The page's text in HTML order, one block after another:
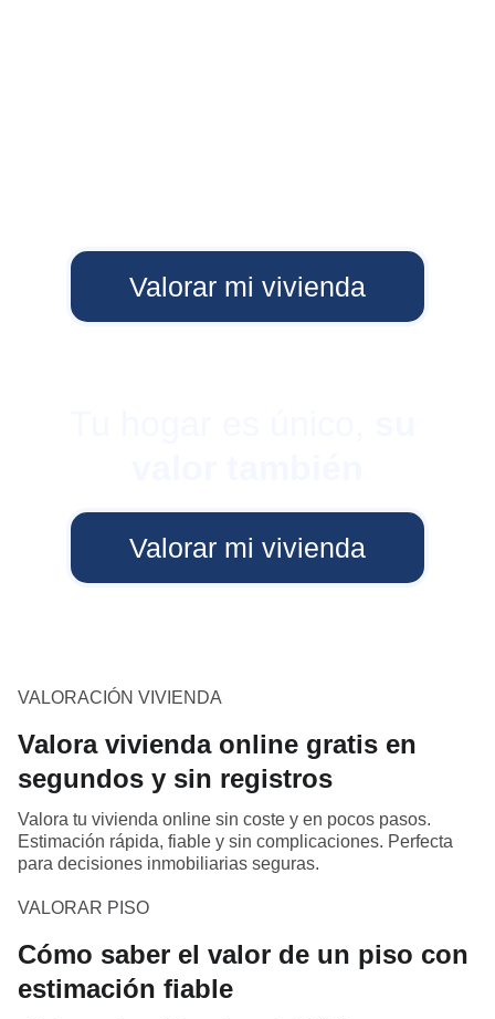
Valorar mi vivienda
Valorar mi vivienda
VALORACIÓN VIVIENDA
Valora vivienda online gratis en
segundos y sin registros
Valora tu vivienda online sin coste y en pocos pasos.
Estimación rápida, fiable y sin complicaciones. Perfecta
para decisiones inmobiliarias seguras.
VALORAR PISO
Cómo saber el valor de un piso con
estimación fiable